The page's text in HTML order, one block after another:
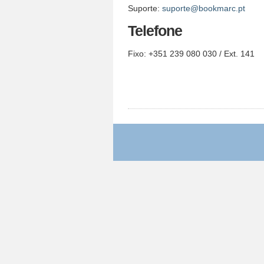
Suporte: suporte@bookmarc.pt
Telefone
Fixo: +351 239 080 030 / Ext. 141